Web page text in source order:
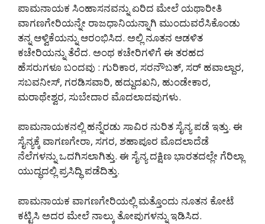
ಪಾಮನಾಯಕ ಸಿಂಹಾಸನವನ್ನು ಏರಿದ ಮೇಲೆ ಯಥಾರೀತಿ
ವಾಗಣಗೇರಿಯನ್ನೇ ರಾಜಧಾನಿಯನ್ನಾಗಿ ಮುಂದುವರೆಸಿಕೊಂಡು
ತನ್ನ ಆಳ್ವಿಕೆಯನ್ನು ಆರಂಭಿಸಿದ. ಅಲ್ಲಿ ನೂತನ ಆಡಳಿತ
ಕಚೇರಿಯನ್ನು ತೆರೆದ. ಅಂಥ ಕಚೇರಿಗಳಿಗೆ ಈ ತರಹದ
ಹೆಸರುಗಳೂ ಬಂದವು : ಗುರಿಕಾರ, ಸರನೌಬತ್, ಸರ್ ಹವಾಲ್ದಾರ,
ಸಬವನೀಸ್, ಗರಡಿಸವಾರಿ, ಹದ್ದುದಖನಿ, ಹುಂಡೇಕಾರ,
ಮರಾಥೇಶ್ವರ, ಸುಬೇದಾರ ಮೊದಲಾದವುಗಳು.
ಪಾಮನಾಯಕನಲ್ಲಿ ಹನ್ನೆರಡು ಸಾವಿರ ನುರಿತ ಸೈನ್ಯ ಪಡೆ ಇತ್ತು. ಈ
ಸೈನ್ಯಕ್ಕೆ ವಾಗಣಗೇರಾ, ಸಗರ, ಶಹಾಪೂರ ಮೊದಲಾದೆಡೆ
ನೆಲೆಗಳನ್ನು ಒದಗಿಸಲಾಗಿತ್ತು. ಈ ಸೈನ್ಯ ದಕ್ಷಿಣ ಭಾರತದಲ್ಲೇ ಗೆರಿಲ್ಲಾ
ಯುದ್ಧದಲ್ಲಿ ಪ್ರಸಿದ್ಧಿ ಪಡೆದಿತ್ತು.
ಪಾಮನಾಯಕ ವಾಗಣಗೇರಿಯಲ್ಲಿ ಮತ್ತೊಂದು ನೂತನ ಕೋಟೆ
ಕಟ್ಟಿಸಿ ಅದರ ಮೇಲೆ ನಾಲ್ಕು ತೋಪುಗಳನ್ನು ಇಡಿಸಿದ.